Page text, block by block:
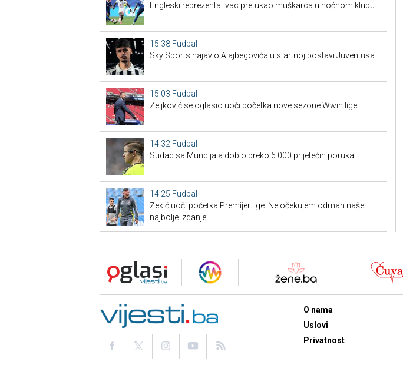
Engleski reprezentativac pretukao muškarca u noćnom klubu
15:38 Fudbal
Sky Sports najavio Alajbegovića u startnoj postavi Juventusa
15:03 Fudbal
Zeljković se oglasio uoči početka nove sezone Wwin lige
14:32 Fudbal
Sudac sa Mundijala dobio preko 6.000 prijetećih poruka
14:25 Fudbal
Zekić uoči početka Premijer lige: Ne očekujem odmah naše
najbolje izdanje
O nama
Uslovi
Privatnost